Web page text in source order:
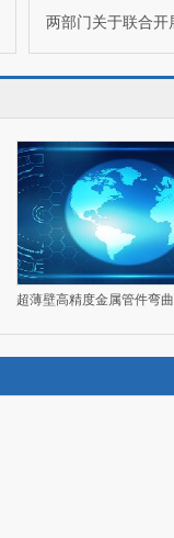
农业部：关于加强